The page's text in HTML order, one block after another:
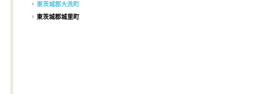
東茨城郡大洗町
東茨城郡城里町